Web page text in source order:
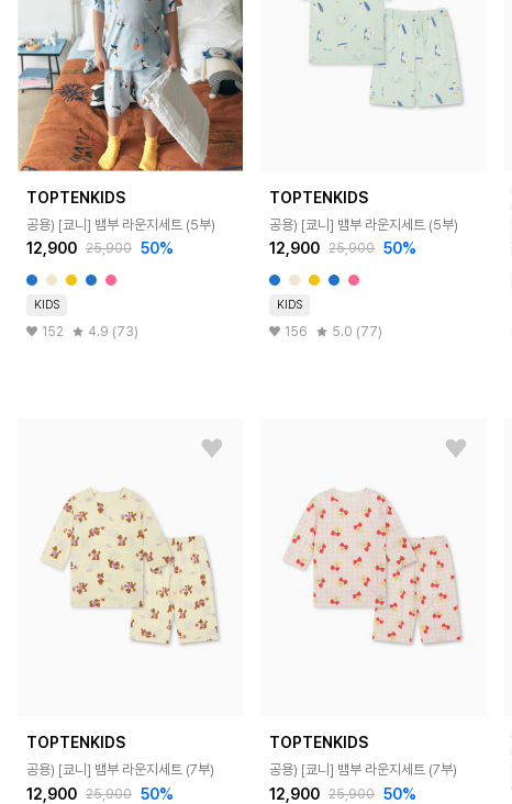
TOPTENKIDS
공용) [쿄니] 뱀부 라운지세트 (5부)
12,900 25,900 50%
KIDS
152 4.9 (73)
TOPTENKIDS
공용) [쿄니] 뱀부 라운지세트 (5부)
12,900 25,900 50%
KIDS
156 5.0 (77)
TOPTENKIDS
공용) [쿄니] 뱀부 라운지세트 (7부)
12,900 25,900 50%
TOPTENKIDS
공용) [쿄니] 뱀부 라운지세트 (7부)
12,900 25,900 50%